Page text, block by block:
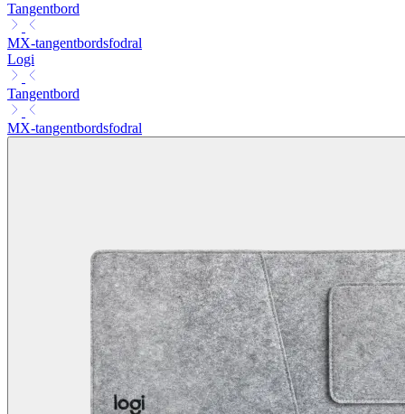
Tangentbord
MX-tangentbordsfodral
Logi
Tangentbord
MX-tangentbordsfodral